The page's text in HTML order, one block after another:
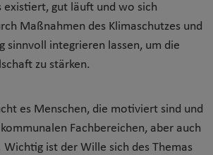
existiert, gut läuft und wo sich
Maßnahmen des Klimaschutzes und
sinnvoll integrieren lassen, um die
zu stärken.
es Menschen, die motiviert sind und
Fachbereichen, aber auch
Wichtig ist der Wille sich des Themas